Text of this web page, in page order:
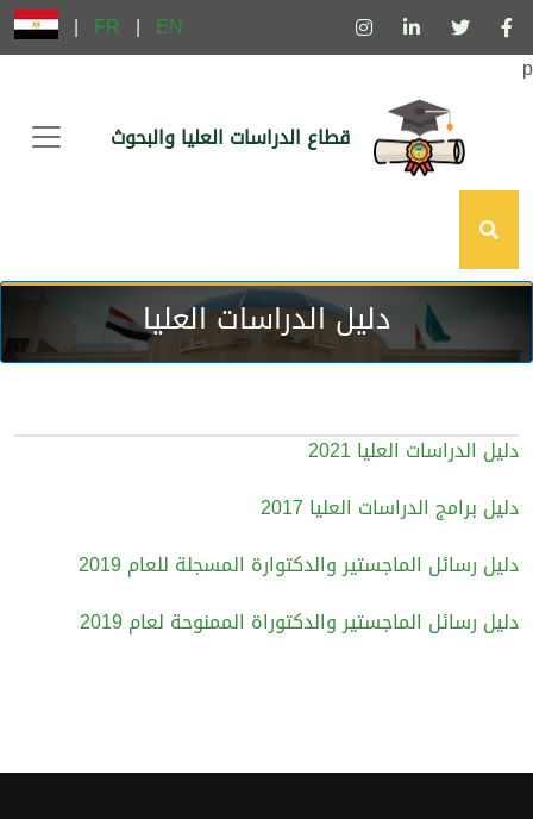
EN
|
FR
|
p
قطاع الدراسات العليا والبحوث
دليل الدراسات العليا
دليل الدراسات العليا 2021
دليل برامج الدراسات العليا 2017
دليل رسائل الماجستير والدكتوارة المسجلة للعام 2019
دليل رسائل الماجستير والدكتوراة الممنوحة لعام 2019